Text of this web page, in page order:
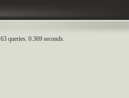
63 queries. 0.369 seconds.